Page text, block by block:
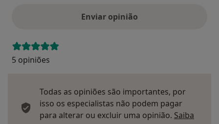
Enviar opinião
5 opiniões
Todas as opiniões são importantes, por
isso os especialistas não podem pagar
para alterar ou excluir uma opinião. Saiba